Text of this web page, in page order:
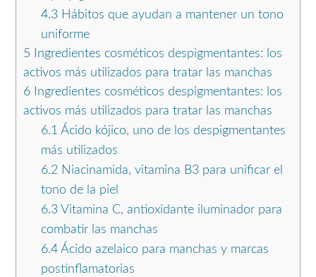
4.3Hábitos que ayudan a mantener un tono
uniforme
5 Ingredientes cosméticos despigmentantes: los
activos más utilizados para tratar las manchas
6 Ingredientes cosméticos despigmentantes: los
activos más utilizados para tratar las manchas
6.1 Ácido kójico, uno de los despigmentantes
más utilizados
6.2Niacinamida, vitamina B3 para unificar el
tono de la piel
6.3Vitamina C, antioxidante iluminador para
combatir las manchas
6.4Ácido azelaico para manchas y marcas
postinflamatorias